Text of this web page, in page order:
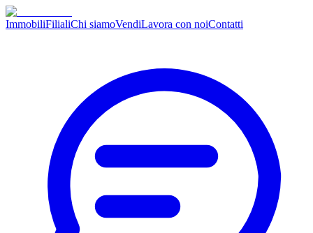
ImmobiliFilialiChi siamoVendiLavora con noiContatti